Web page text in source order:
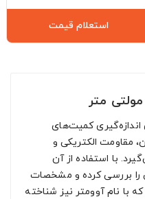
استعلام قیمت
متر
کمیت‌های
مقاومت الکتریکی و
با استفاده از آن
را بررسی کرده و مشخصات
با نام آوومتر نیز شناخته